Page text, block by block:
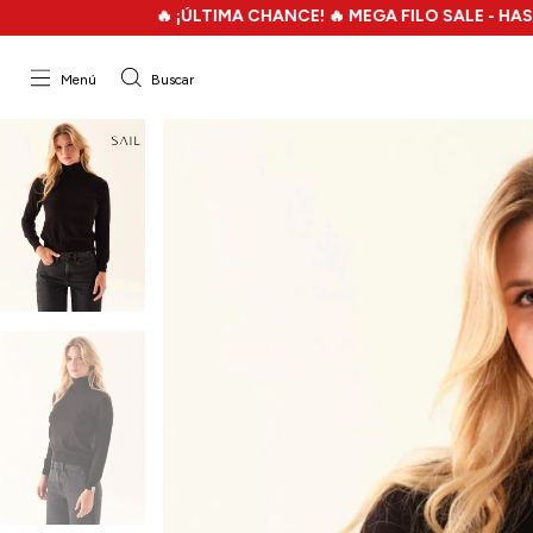
🔥 ¡ÚLTIMA CHANCE! 🔥 MEGA FILO SALE - HASTA 70%OFF
Menú Buscar